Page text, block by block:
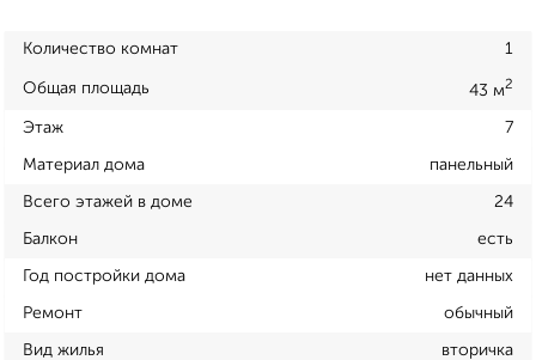
Количество комнат 1
Общая площадь 43 м2
Этаж 7
Материал дома панельный
Всего этажей в доме 24
Балкон есть
Год постройки дома нет данных
Ремонт обычный
Вид жилья вторичка